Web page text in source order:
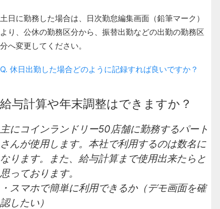
土日に勤務した場合は、日次勤怠編集画面（鉛筆マーク）
より、公休の勤務区分から、振替出勤などの出勤の勤務区
分へ変更してください。
Q. 休日出勤した場合どのように記録すれば良いですか？
給与計算や年末調整はできますか？
主にコインランドリー50店舗に勤務するパート
さんが使用します。本社で利用するのは数名に
なります。また、給与計算まで使用出来たらと
思っております。
・スマホで簡単に利用できるか（デモ画面を確
認したい）